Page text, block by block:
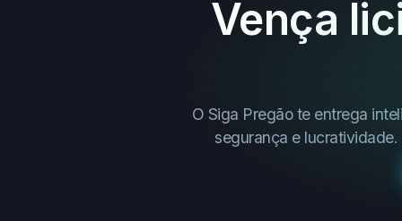
Vença
O Siga Pregão te entrega
segurança e